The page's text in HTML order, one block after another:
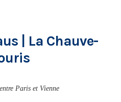
| La Chauve-
Paris et Vienne